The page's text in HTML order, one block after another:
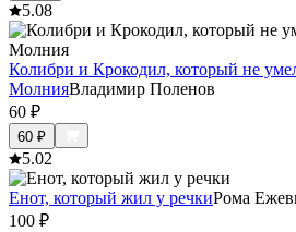
5.08
Колибри и Крокодил, который не
МолнияВладимир Поленов
60 ₽
60 ₽
5.02
Енот, который жил у речкиРома
100 ₽